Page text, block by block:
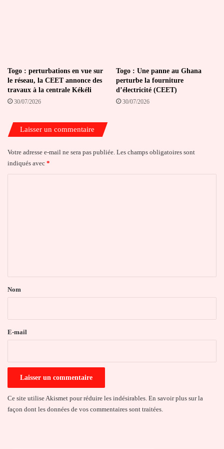
Togo : perturbations en vue sur
le réseau, la CEET annonce des
travaux à la centrale Kékéli
30/07/2026
Togo : Une panne au Ghana
perturbe la fourniture
d’électricité (CEET)
30/07/2026
Laisser un commentaire
Votre adresse e-mail ne sera pas publiée. Les champs obligatoires sont
indiqués avec *
a
e
Nom
E-mail
Ce site utilise Akismet pour réduire les indésirables. En savoir plus sur la
façon dont les données de vos commentaires sont traitées